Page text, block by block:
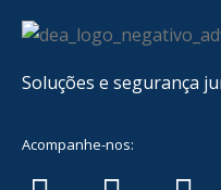
Soluções e segurança
Acompanhe-nos: